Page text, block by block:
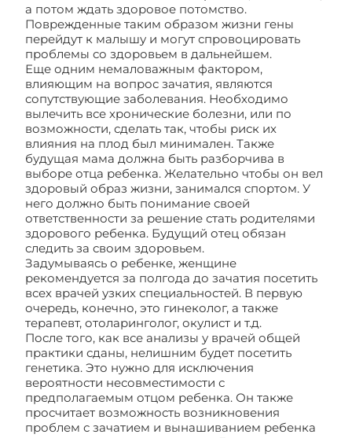
а потом ждать здоровое потомство.
Поврежденные таким образом жизни гены
перейдут к малышу и могут спровоцировать
проблемы со здоровьем в дальнейшем.
Еще одним немаловажным фактором,
влияющим на вопрос зачатия, являются
сопутствующие заболевания. Необходимо
вылечить все хронические болезни, или по
возможности, сделать так, чтобы риск их
влияния на плод был минимален. Также
будущая мама должна быть разборчива в
выборе отца ребенка. Желательно чтобы он вел
здоровый образ жизни, занимался спортом. У
него должно быть понимание своей
ответственности за решение стать родителями
здорового ребенка. Будущий отец обязан
следить за своим здоровьем.
Задумываясь о ребенке, женщине
рекомендуется за полгода до зачатия посетить
всех врачей узких специальностей. В первую
очередь, конечно, это гинеколог, а также
терапевт, отоларинголог, окулист и т.д.
После того, как все анализы у врачей общей
практики сданы, нелишним будет посетить
генетика. Это нужно для исключения
вероятности несовместимости с
предполагаемым отцом ребенка. Он также
просчитает возможность возникновения
проблем с зачатием и вынашиванием ребенка